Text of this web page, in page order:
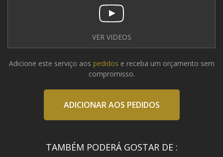
VER VIDEOS
Adicione este serviço aos pedidos e receba um orçamento sem
compromisso.
ADICIONAR AOS PEDIDOS
TAMBÉM PODERÁ GOSTAR DE :